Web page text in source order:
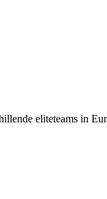
eliteteams in